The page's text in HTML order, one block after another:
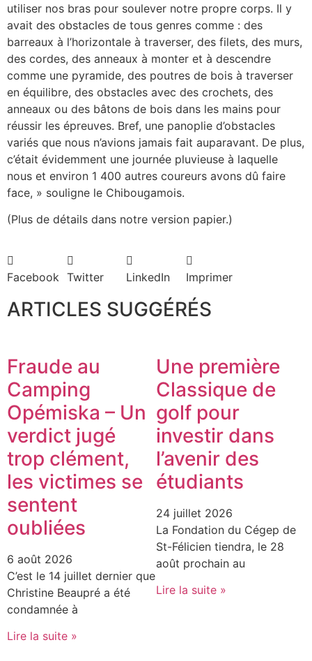
utiliser nos bras pour soulever notre propre corps. Il y
avait des obstacles de tous genres comme : des
barreaux à l’horizontale à traverser, des filets, des murs,
des cordes, des anneaux à monter et à descendre
comme une pyramide, des poutres de bois à traverser
en équilibre, des obstacles avec des crochets, des
anneaux ou des bâtons de bois dans les mains pour
réussir les épreuves. Bref, une panoplie d’obstacles
variés que nous n’avions jamais fait auparavant. De plus,
c’était évidemment une journée pluvieuse à laquelle
nous et environ 1 400 autres coureurs avons dû faire
face, » souligne le Chibougamois.
(Plus de détails dans notre version papier.)
Facebook Twitter LinkedIn Imprimer
ARTICLES SUGGÉRÉS
Fraude au
Camping
Opémiska – Un
verdict jugé
trop clément,
les victimes se
sentent
oubliées
6 août 2026
C’est le 14 juillet dernier que
Christine Beaupré a été
condamnée à
Lire la suite »
Une première
Classique de
golf pour
investir dans
l’avenir des
étudiants
24 juillet 2026
La Fondation du Cégep de
St-Félicien tiendra, le 28
août prochain au
Lire la suite »